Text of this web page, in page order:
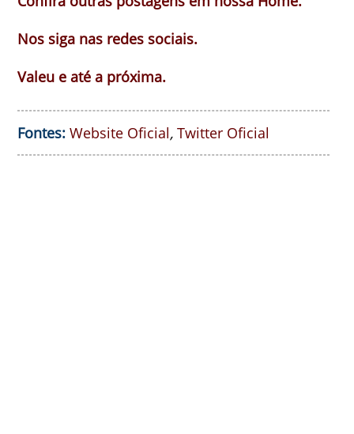
Nos siga nas redes sociais.
Valeu e até a próxima.
Fontes: Website Oficial, Twitter Oficial